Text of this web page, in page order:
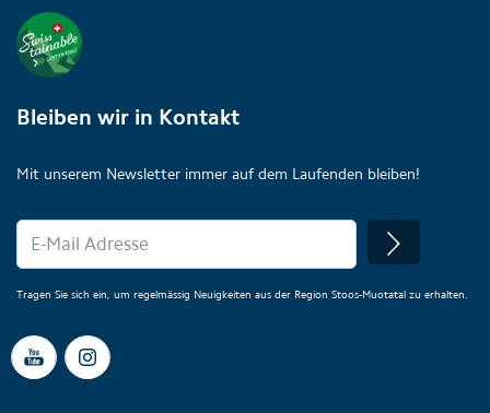
Bleiben wir in Kontakt
Mit unserem Newsletter immer auf dem Laufenden bleiben!
Tragen Sie sich ein, um regelmässig Neuigkeiten aus der Region Stoos-Muotatal zu erhalten.